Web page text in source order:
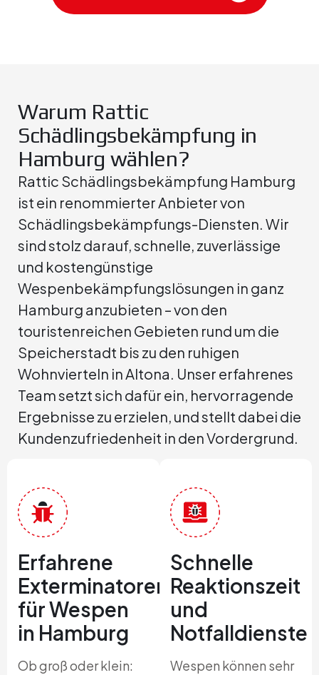
Warum Rattic
Schädlingsbekämpfung in
Hamburg wählen?
Rattic Schädlingsbekämpfung Hamburg
ist ein renommierter Anbieter von
Schädlingsbekämpfungs-Diensten. Wir
sind stolz darauf, schnelle, zuverlässige
und kostengünstige
Wespenbekämpfungslösungen in ganz
Hamburg anzubieten – von den
touristenreichen Gebieten rund um die
Speicherstadt bis zu den ruhigen
Wohnvierteln in Altona. Unser erfahrenes
Team setzt sich dafür ein, hervorragende
Ergebnisse zu erzielen, und stellt dabei die
Kundenzufriedenheit in den Vordergrund.
Erfahrene
Exterminatoren
für Wespen
in Hamburg
Ob groß oder klein:
Schnelle
Reaktionszeit
und
Notfalldienste
Wespen können sehr